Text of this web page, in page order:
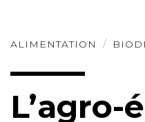
ALIMENTATION
L’agro-